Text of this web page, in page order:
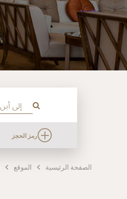
رمز الحجز
الصفحة الرئيسية الموقع